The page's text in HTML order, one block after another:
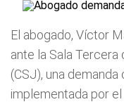
El abogado, Víctor
ante la Sala
(CSJ), una
implementada por el